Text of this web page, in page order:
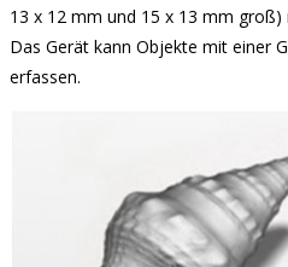
13 x 12 mm und 15 x 13 mm
Das Gerät kann Objekte mit einer
erfassen.